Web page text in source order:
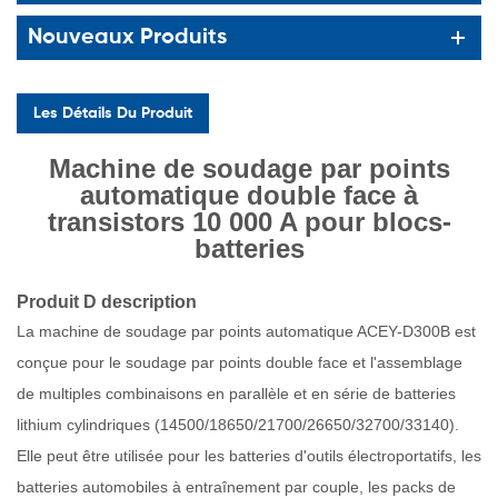
Nouveaux Produits
Les Détails Du Produit
Machine de soudage par points
automatique double face à
transistors 10 000 A pour blocs-
batteries
Produit D description
La machine de soudage par points automatique ACEY-D300B est
conçue pour le soudage par points double face et l'assemblage
de multiples combinaisons en parallèle et en série de batteries
lithium cylindriques (14500/18650/21700/26650/32700/33140).
Elle peut être utilisée pour les batteries d'outils électroportatifs, les
batteries automobiles à entraînement par couple, les packs de